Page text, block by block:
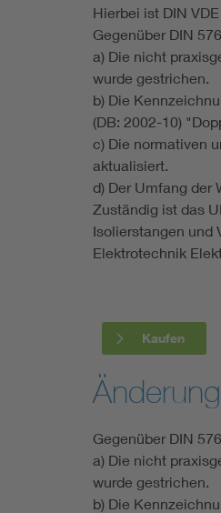
Hierbei ist DIN
Gegenüber DIN
a) Die nicht
wurde gestrichen.
b) Die
(DB: 2002-10)
c) Die normativen
aktualisiert.
d) Der Umfang der
Zuständig ist das
Isolierstangen und
Elektrotechnik
Kaufen
Gegenüber DIN
a) Die nicht
wurde gestrichen.
b) Die